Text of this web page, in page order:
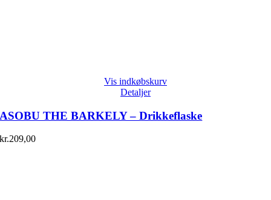
Vis indkøbskurv
Detaljer
ASOBU THE BARKELY – Drikkeflaske
kr.209,00